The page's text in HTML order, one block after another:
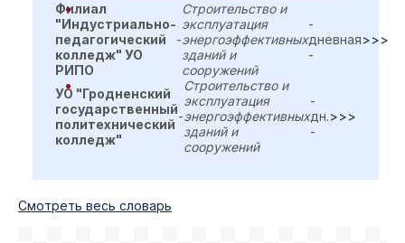
Филиал
"Индустриально-
педагогический
колледж" УО
РИПО
-
Строительство и
эксплуатация
энергоэффективных
зданий и
сооружений
-
дневная
-
>>>
УО "Гродненский
государственный
политехнический
колледж"
-
Строительство и
эксплуатация
энергоэффективных
зданий и
сооружений
-
дн.
-
>>>
Cмотреть весь словарь